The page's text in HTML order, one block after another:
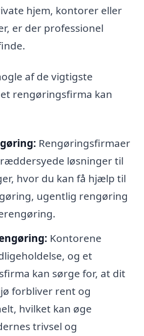
hjem, kontorer eller
er der professionel
af de vigtigste
rengøringsfirma kan
Rengøringsfirmaer
løsninger til
hvor du kan få hjælp til
ugentlig rengøring
Kontorene
og et
kan sørge for, at dit
forbliver rent og
hvilket kan øge
trivsel og